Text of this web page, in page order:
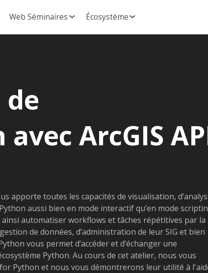
Web Séminaires Écosystème
ArcGIS
apporte toutes les capacités de visualisation,
aussi bien en mode interactif qu’en mode
automatiser workflows et tâches répétitives par la
de données, d’administration de leur SIG et bien
vous permet d’accéder et d’échanger une
Python. Au cours de cet atelier, nous vous
Python et nous vous démontrerons leur utilité à